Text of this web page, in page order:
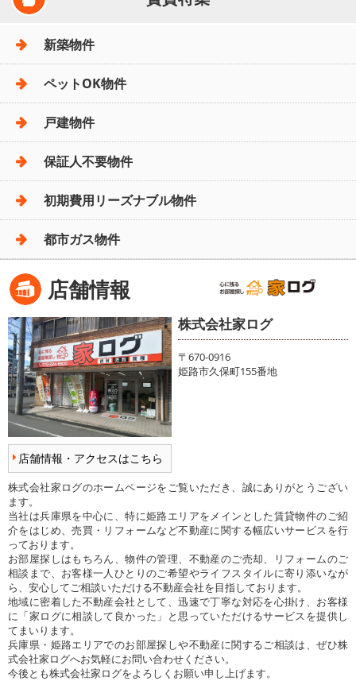
新築物件
ペットOK物件
戸建物件
保証人不要物件
初期費用リーズナブル物件
都市ガス物件
店舗情報
店舗情報・アクセスはこちら
株式会社家ログ
〒670-0916
姫路市久保町155番地
株式会社家ログのホームページをご覧いただき、誠にありがとうござい
ます。
当社は兵庫県を中心に、特に姫路エリアをメインとした賃貸物件のご紹
介をはじめ、売買・リフォームなど不動産に関する幅広いサービスを行
っております。
お部屋探しはもちろん、物件の管理、不動産のご売却、リフォームのご
相談まで、お客様一人ひとりのご希望やライフスタイルに寄り添いなが
ら、安心してご相談いただける不動産会社を目指しております。
地域に密着した不動産会社として、迅速で丁寧な対応を心掛け、お客様
に「家ログに相談して良かった」と思っていただけるサービスを提供し
てまいります。
兵庫県・姫路エリアでのお部屋探しや不動産に関するご相談は、ぜひ株
式会社家ログへお気軽にお問い合わせください。
今後とも株式会社家ログをよろしくお願い申し上げます。